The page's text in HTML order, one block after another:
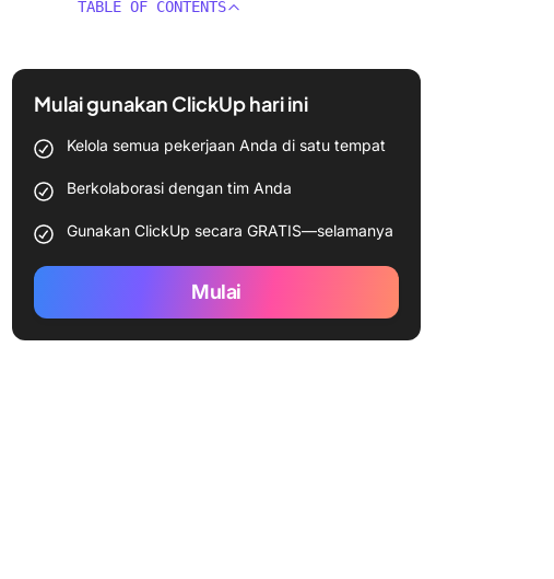
TABLE OF CONTENTS
Mulai gunakan ClickUp hari ini
Kelola semua pekerjaan Anda di satu tempat
Berkolaborasi dengan tim Anda
Gunakan ClickUp secara GRATIS—selamanya
Mulai